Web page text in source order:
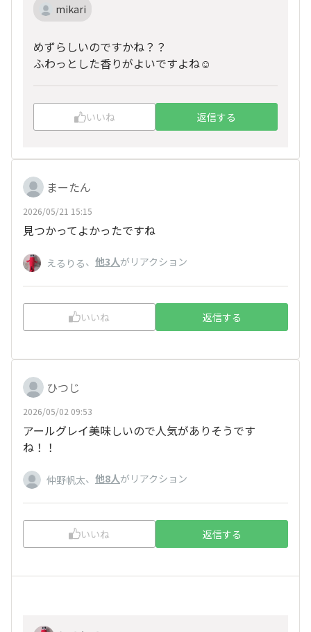
mikari
めずらしいのですかね？？
ふわっとした香りがよいですよね☺️
いいね 返信する
まーたん
2026/05/21 15:15
見つかってよかったですね
えるりる、 他3人がリアクション
いいね 返信する
ひつじ
2026/05/02 09:53
アールグレイ美味しいので人気がありそうです
ね！！
仲野帆太、 他8人がリアクション
いいね 返信する